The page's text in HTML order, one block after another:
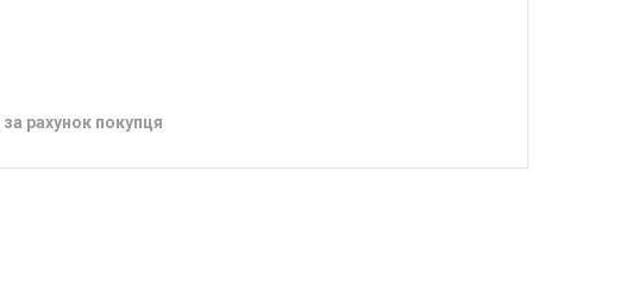
за рахунок покупця